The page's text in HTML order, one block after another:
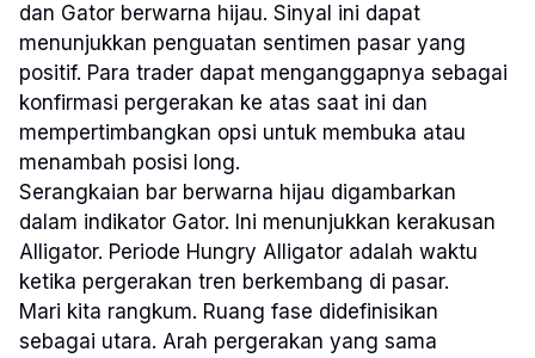
dan Gator berwarna hijau. Sinyal ini dapat
menunjukkan penguatan sentimen pasar yang
positif. Para trader dapat menganggapnya sebagai
konfirmasi pergerakan ke atas saat ini dan
mempertimbangkan opsi untuk membuka atau
menambah posisi long.
Serangkaian bar berwarna hijau digambarkan
dalam indikator Gator. Ini menunjukkan kerakusan
Alligator. Periode Hungry Alligator adalah waktu
ketika pergerakan tren berkembang di pasar.
Mari kita rangkum. Ruang fase didefinisikan
sebagai utara. Arah pergerakan yang sama